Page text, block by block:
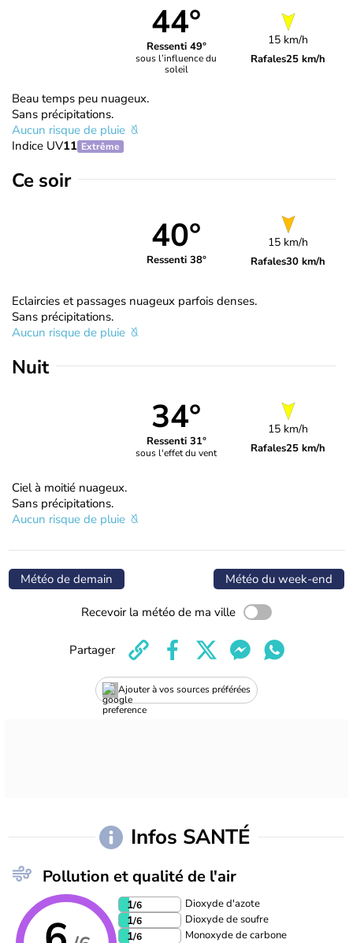
44°
Ressenti 49°
sous l’influence du
soleil
15 km/h
Rafales25 km/h
Beau temps peu nuageux.
Sans précipitations.
Aucun risque de pluie
Indice UV11 Extrême
Ce soir
40°
Ressenti 38°
15 km/h
Rafales30 km/h
Eclaircies et passages nuageux parfois denses.
Sans précipitations.
Aucun risque de pluie
Nuit
34°
Ressenti 31°
sous l'effet du vent
15 km/h
Rafales25 km/h
Ciel à moitié nuageux.
Sans précipitations.
Aucun risque de pluie
Météo de demain Météo du week-end
Recevoir la météo de ma ville
Ajouter à vos sources préférées
Partager
Infos SANTÉ
Pollution et qualité de l'air
1/6 Dioxyde d'azote
1/6 Dioxyde de soufre
1/6 Monoxyde de carbone